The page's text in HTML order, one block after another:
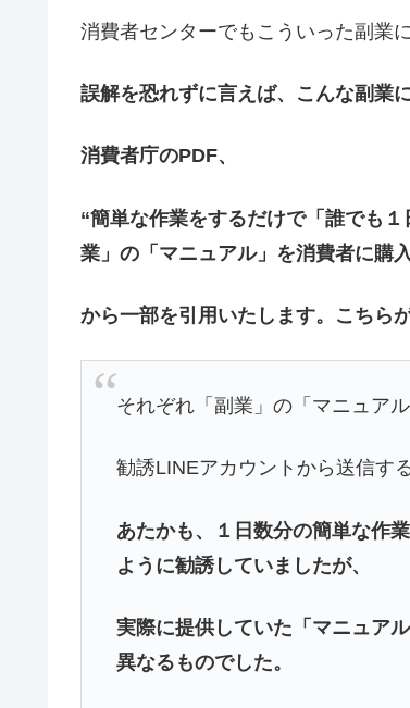
消費者センターでもこういった副業
誤解を恐れずに言えば、こんな副業
消費者庁のPDF、
“簡単な作業をするだけで「誰でも
業」の「マニュアル」を消費者に購
から一部を引用いたします。こちら
それぞれ「副業」の「マニュア
勧誘LINEアカウントから送信す
あたかも、１日数分の簡単な作
ように勧誘していましたが、
実際に提供していた「マニュア
異なるものでした。